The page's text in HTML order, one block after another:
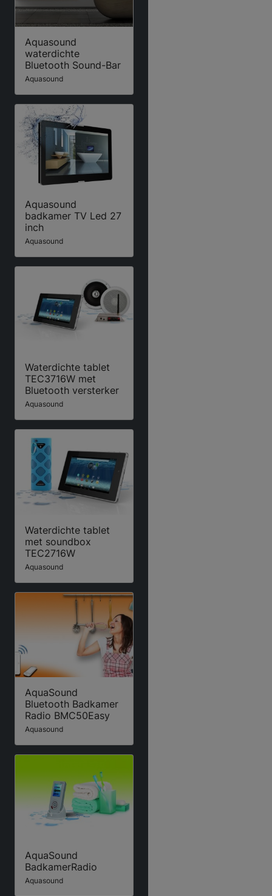
Aquasound
waterdichte
Bluetooth Sound-Bar
Aquasound
Aquasound
badkamer TV Led 27
inch
Aquasound
Waterdichte tablet
TEC3716W met
Bluetooth versterker
Aquasound
Waterdichte tablet
met soundbox
TEC2716W
Aquasound
AquaSound
Bluetooth Badkamer
Radio BMC50Easy
Aquasound
AquaSound
BadkamerRadio
Aquasound